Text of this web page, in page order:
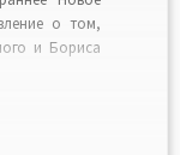
о том,
и Бориса